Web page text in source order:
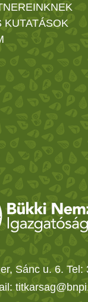
KUTATÁSOK
Sánc u. 6. Tel: